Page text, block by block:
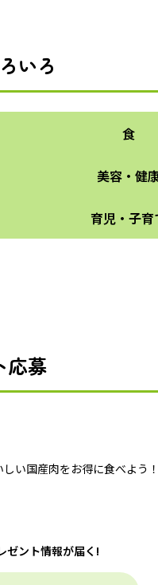
いろ
食
美容・健
育児・子育
応募
しい国産肉をお得に食べよう
ゼント情報が届く!